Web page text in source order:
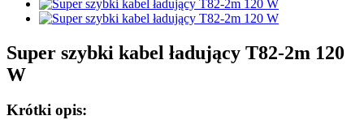
Super szybki kabel ładujący T82-2m 120
W
Krótki opis: